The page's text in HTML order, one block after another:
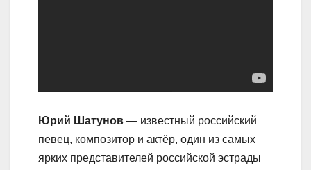
Юрий Шатунов — известный российский
певец, композитор и актёр, один из самых
ярких представителей российской эстрады